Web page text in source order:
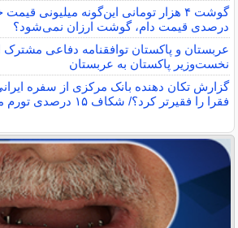
درصدی قیمت دام، گوشت ارزان نمی‌شود؟
عربستان و پاکستان توافقنامه دفاعی
نخست‌وزیر پاکستان به عربستان
گزارش تکان‌ دهنده بانک مرکزی از سفره
فقرا را فقیرتر کرد؟/ شکاف ۱۵ درصدی تورم میان فقیر و غنی